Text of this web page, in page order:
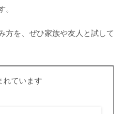
。
方を、ぜひ家族や友人と試して
れています